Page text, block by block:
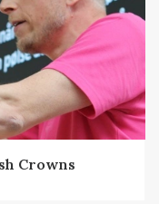
Crowns